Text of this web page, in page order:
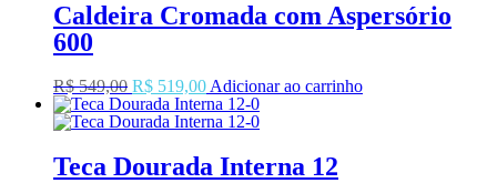
Caldeira Cromada com Aspersório
600
R$ 549,00 O
preço
original
R$549,00.
R$ 519,00O
preço
atual
R$519,00.
Adicionar ao carrinho
Teca Dourada Interna 12